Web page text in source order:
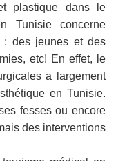
plastique dans le
Tunisie concerne
: des jeunes et des
etc! En effet, le
a largement
en Tunisie.
fesses ou encore
des interventions